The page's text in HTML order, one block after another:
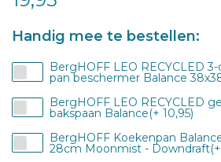
Handig mee te bestellen:
BergHOFF LEO RECYCLED
pan beschermer Balance
BergHOFF LEO RECYCLED
bakspaan Balance(+ 10,95)
BergHOFF Koekenpan
28cm Moonmist - Downdraft(+